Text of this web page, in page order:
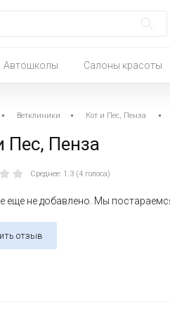
Автошколы Салоны красоты
Ветклиники Кот и Пес, Пенза
Пес, Пенза
Среднее: 1.3 (4 голоса)
еще не добавлено. Мы
отзыв